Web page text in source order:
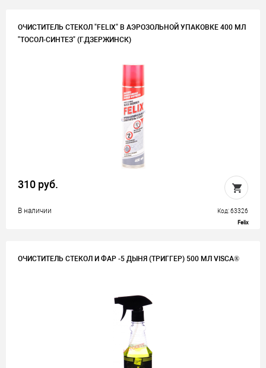
ОЧИСТИТЕЛЬ СТЕКОЛ "FELIX" В АЭРОЗОЛЬНОЙ УПАКОВКЕ 400 МЛ
"ТОСОЛ-СИНТЕЗ" (Г.ДЗЕРЖИНСК)
310 руб.
В наличии Код: 63326
Felix
ОЧИСТИТЕЛЬ СТЕКОЛ И ФАР -5 ДЫНЯ (ТРИГГЕР) 500 МЛ VISCA®